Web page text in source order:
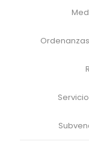
Ordenanzas